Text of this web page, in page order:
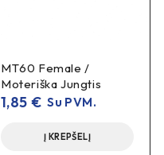
MT60 Female /
Moteriška Jungtis
1,85 € Su PVM.
Į KREPŠELĮ